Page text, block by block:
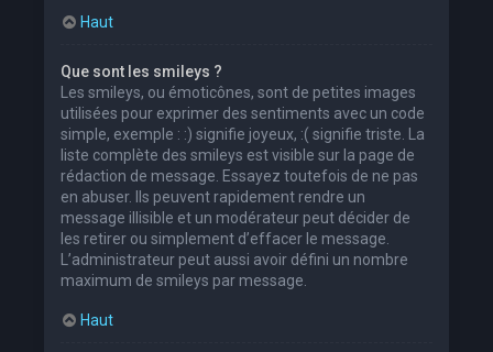
Haut
Que sont les smileys ?
Les smileys, ou émoticônes, sont de petites images
utilisées pour exprimer des sentiments avec un code
simple, exemple : :) signifie joyeux, :( signifie triste. La
liste complète des smileys est visible sur la page de
rédaction de message. Essayez toutefois de ne pas
en abuser. Ils peuvent rapidement rendre un
message illisible et un modérateur peut décider de
les retirer ou simplement d’effacer le message.
L’administrateur peut aussi avoir défini un nombre
maximum de smileys par message.
Haut